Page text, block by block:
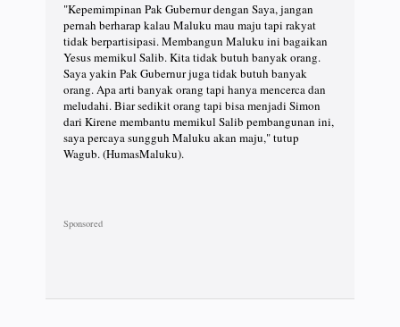
"Kepemimpinan Pak Gubernur dengan Saya, jangan
pernah berharap kalau Maluku mau maju tapi rakyat
tidak berpartisipasi. Membangun Maluku ini bagaikan
Yesus memikul Salib. Kita tidak butuh banyak orang.
Saya yakin Pak Gubernur juga tidak butuh banyak
orang. Apa arti banyak orang tapi hanya mencerca dan
meludahi. Biar sedikit orang tapi bisa menjadi Simon
dari Kirene membantu memikul Salib pembangunan ini,
saya percaya sungguh Maluku akan maju," tutup
Wagub. (HumasMaluku).